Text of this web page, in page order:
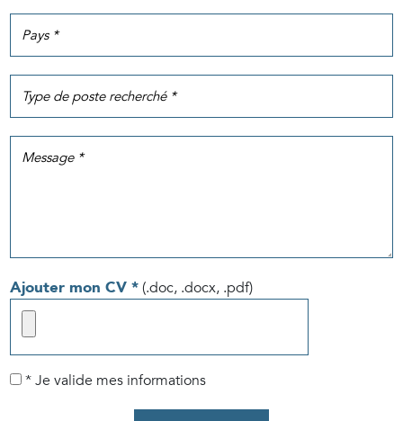
Ajouter mon CV *(.doc, .docx, .pdf)
* Je valide mes informations